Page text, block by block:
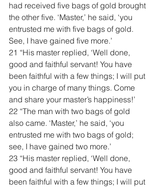
had received five bags of gold brought
the other five. ‘Master,’ he said, ‘you
entrusted me with five bags of gold.
See, I have gained five more.’
21 “His master replied, ‘Well done,
good and faithful servant! You have
been faithful with a few things; I will put
you in charge of many things. Come
and share your master’s happiness!’
22 “The man with two bags of gold
also came. ‘Master,’ he said, ‘you
entrusted me with two bags of gold;
see, I have gained two more.’
23 “His master replied, ‘Well done,
good and faithful servant! You have
been faithful with a few things; I will put